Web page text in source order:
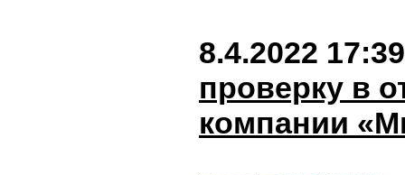
8.4.2022 17:39
проверку в
компании